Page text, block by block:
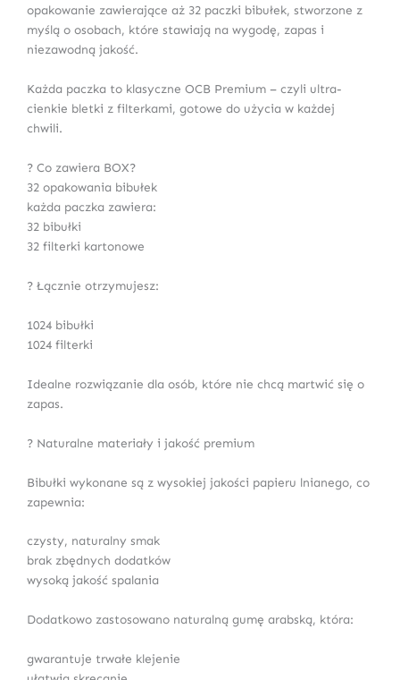
opakowanie zawierające aż 32 paczki bibułek, stworzone z
myślą o osobach, które stawiają na wygodę, zapas i
niezawodną jakość.
Każda paczka to klasyczne OCB Premium – czyli ultra-
cienkie bletki z filterkami, gotowe do użycia w każdej
chwili.
? Co zawiera BOX?
32 opakowania bibułek
każda paczka zawiera:
32 bibułki
32 filterki kartonowe
? Łącznie otrzymujesz:
1024 bibułki
1024 filterki
Idealne rozwiązanie dla osób, które nie chcą martwić się o
zapas.
? Naturalne materiały i jakość premium
Bibułki wykonane są z wysokiej jakości papieru lnianego, co
zapewnia:
czysty, naturalny smak
brak zbędnych dodatków
wysoką jakość spalania
Dodatkowo zastosowano naturalną gumę arabską, która:
gwarantuje trwałe klejenie